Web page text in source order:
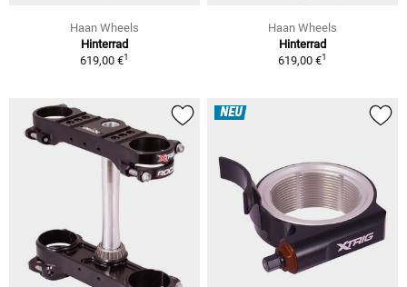
Haan Wheels
Hinterrad
619,00 €1
Haan Wheels
Hinterrad
619,00 €1
NEU